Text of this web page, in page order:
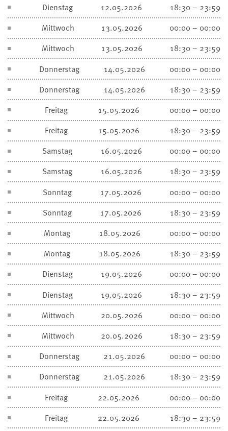
Dienstag
12.05.2026
18:30 – 23:59
Mittwoch
13.05.2026
00:00 – 00:00
Mittwoch
13.05.2026
18:30 – 23:59
Donnerstag
14.05.2026
00:00 – 00:00
Donnerstag
14.05.2026
18:30 – 23:59
Freitag
15.05.2026
00:00 – 00:00
Freitag
15.05.2026
18:30 – 23:59
Samstag
16.05.2026
00:00 – 00:00
Samstag
16.05.2026
18:30 – 23:59
Sonntag
17.05.2026
00:00 – 00:00
Sonntag
17.05.2026
18:30 – 23:59
Montag
18.05.2026
00:00 – 00:00
Montag
18.05.2026
18:30 – 23:59
Dienstag
19.05.2026
00:00 – 00:00
Dienstag
19.05.2026
18:30 – 23:59
Mittwoch
20.05.2026
00:00 – 00:00
Mittwoch
20.05.2026
18:30 – 23:59
Donnerstag
21.05.2026
00:00 – 00:00
Donnerstag
21.05.2026
18:30 – 23:59
Freitag
22.05.2026
00:00 – 00:00
Freitag
22.05.2026
18:30 – 23:59